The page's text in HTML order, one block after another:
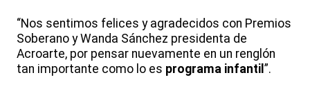
“Nos sentimos felices y agradecidos con Premios
Soberano y Wanda Sánchez presidenta de
Acroarte, por pensar nuevamente en un renglón
tan importante como lo es programa infantil ”.